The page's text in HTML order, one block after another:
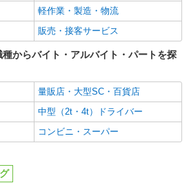
エルダー（50代～）活躍中
週2～3日勤務OK
扶養内勤務OK
ルメンテナンス・設備管理
軽作業・製造・物流
販売・接客サービス
からバイト・アルバイト・パートを探
量販店・大型SC・百貨店
中型（2t・4t）ドライバー
コンビニ・スーパー